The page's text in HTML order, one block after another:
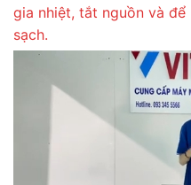
gia nhiệt, tắt nguồn và
sạch.